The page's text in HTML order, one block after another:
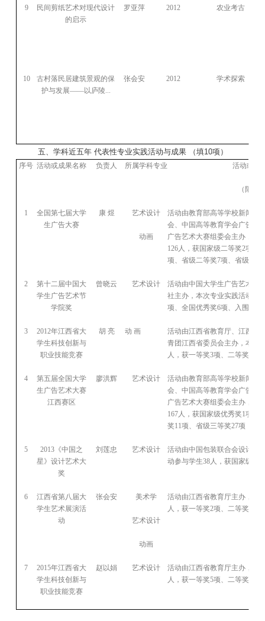
9
民间剪纸艺术对现代设计
的启示
罗亚萍 2012 农业考古
10
古村落民居建筑景观的保
护与发展——以庐陵...
张会安 2012 学术探索
五、学科近五年 代表性专业实践活动与成果 （填10项）
序号 活动或成果名称 负责人 所属学科专业 活动或成
（限
1
全国第七届大学
生广告大赛
康 煜 艺术设计
动画
活动由教育部高等学校新闻传
会、中国高等教育学会广告教
广告艺术大赛组委会主办，本
126人，获国家级二等奖2项、
项、省级二等奖7项、省级三等
2
第十二届中国大
学生广告艺术节
学院奖
曾晓云 艺术设计
活动由中国大学生广告艺术节
社主办，本次专业实践活动参
项、全国优秀奖6项、入围奖
3 2012年江西省大
学生科技创新与
职业技能竞赛
胡 亮 动 画
活动由江西省教育厅、江西省
青团江西省委员会主办，本次
人，获一等奖3项、二等奖
4
第五届全国大学
生广告艺术大赛
江西赛区
廖洪辉 艺术设计
活动由教育部高等学校新闻传
会、中国高等教育学会广告教
广告艺术大赛组委会主办，本
167人，获国家级优秀奖1项、
奖11项、省级三等奖27项
5 2013 《中国之
星》设计艺术大
奖
刘莲忠 艺术设计
活动由中国包装联合会设计委
动参与学生38人，获国家级优
6
江西省第八届大
学生艺术展演活
动
张会安 美术学
艺术设计
动画
活动由江西省教育厅主办，本
人，获一等奖2项、二等奖
7 2015年江西省大
学生科技创新与
职业技能竞赛
赵以娟 艺术设计
活动由江西省教育厅主办，本
人，获一等奖5项、二等奖